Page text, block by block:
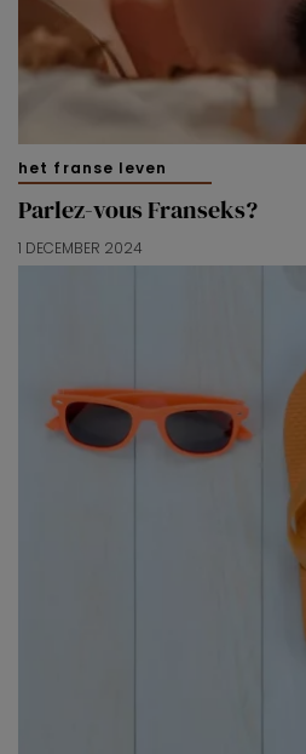
het franse leven
Parlez-vous Franseks?
1 DECEMBER 2024